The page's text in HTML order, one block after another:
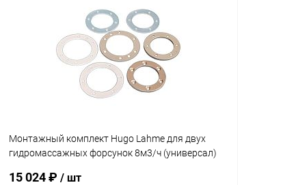
Монтажный комплект Hugo Lahme для двух
гидромассажных форсунок 8м3/ч (универсал)
15 024 ₽ / шт